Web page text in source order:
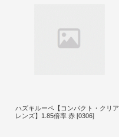
ハズキルーペ【コンパクト・クリア
レンズ】1.85倍率 赤 [0306]